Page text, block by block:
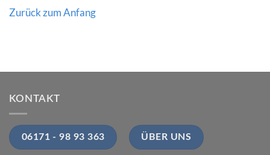
Zurück zum Anfang
KONTAKT
06171 - 98 93 363 ÜBER UNS